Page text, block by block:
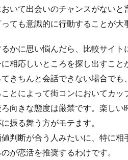
いて出会いのチャンスがない
ても意識的に行動することが大
かに思い悩んだら、比較サイ
相応しいところを探し出すこと
きちんと会話できない場合で
とによって街コンにおいてカッ
向きな態度は厳禁です。楽し
振る舞う方がモテます。
判断が合う人みたいに、特に
が恋活を推奨するわけです。